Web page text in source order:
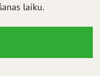
laiku.